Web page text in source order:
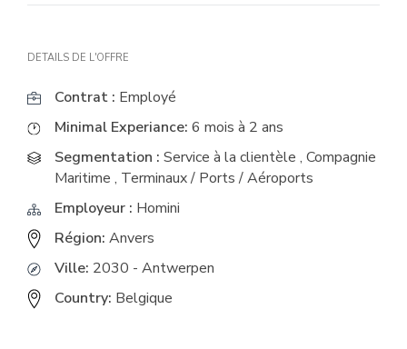
DETAILS DE L'OFFRE
Contrat : Employé
Minimal Experiance: 6 mois à 2 ans
Segmentation : Service à la clientèle , Compagnie
Maritime , Terminaux / Ports / Aéroports
Employeur : Homini
Région: Anvers
Ville: 2030 - Antwerpen
Country: Belgique